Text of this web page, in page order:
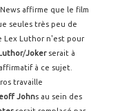
affirme que le film
seules très peu de
Lex Luthor n'est pour
/Joker serait à
à ce sujet.
travaille
Johns au sein des